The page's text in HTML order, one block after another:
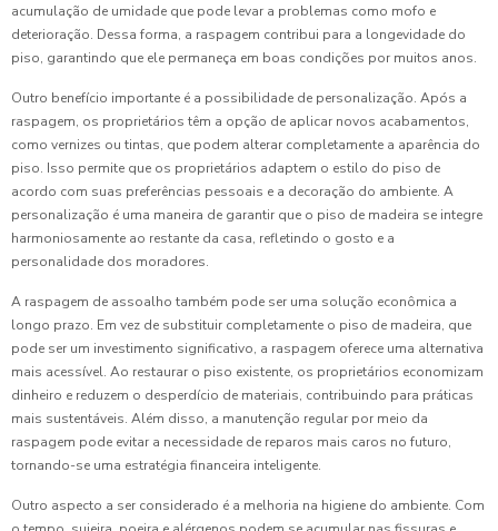
acumulação de umidade que pode levar a problemas como mofo e
deterioração. Dessa forma, a raspagem contribui para a longevidade do
piso, garantindo que ele permaneça em boas condições por muitos anos.
Outro benefício importante é a possibilidade de personalização. Após a
raspagem, os proprietários têm a opção de aplicar novos acabamentos,
como vernizes ou tintas, que podem alterar completamente a aparência do
piso. Isso permite que os proprietários adaptem o estilo do piso de
acordo com suas preferências pessoais e a decoração do ambiente. A
personalização é uma maneira de garantir que o piso de madeira se integre
harmoniosamente ao restante da casa, refletindo o gosto e a
personalidade dos moradores.
A raspagem de assoalho também pode ser uma solução econômica a
longo prazo. Em vez de substituir completamente o piso de madeira, que
pode ser um investimento significativo, a raspagem oferece uma alternativa
mais acessível. Ao restaurar o piso existente, os proprietários economizam
dinheiro e reduzem o desperdício de materiais, contribuindo para práticas
mais sustentáveis. Além disso, a manutenção regular por meio da
raspagem pode evitar a necessidade de reparos mais caros no futuro,
tornando-se uma estratégia financeira inteligente.
Outro aspecto a ser considerado é a melhoria na higiene do ambiente. Com